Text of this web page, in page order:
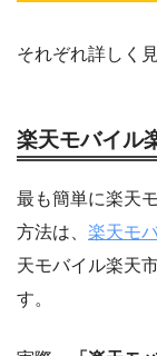
それぞれ詳しく
楽天モバイル
最も簡単に楽天
方法は、 楽天モ
天モバイル楽天
す。